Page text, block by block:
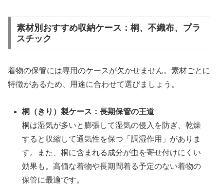
素材別おすすめ収納ケース：桐、不織布、プラ
スチック
着物の保管には専用のケースが欠かせません。素材ごとに
特徴があるため、用途に合わせて選びましょう。
桐（きり）製ケース：長期保管の王道
桐は湿気が多いと膨張して湿気の侵入を防ぎ、乾燥
すると収縮して通気性を保つ「調湿作用」がありま
す。また、桐に含まれる成分が虫を寄せ付けにくい
効果も。高価な着物や長期間着る予定のない着物の
保管に最適です。